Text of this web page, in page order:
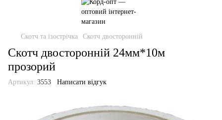
Скотч та ізострічка Скотч двосторонній
Скотч двосторонній 24мм*10м
прозорий
Артикул: 3553 Написати відгук